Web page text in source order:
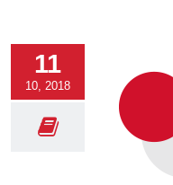
11
10, 2018